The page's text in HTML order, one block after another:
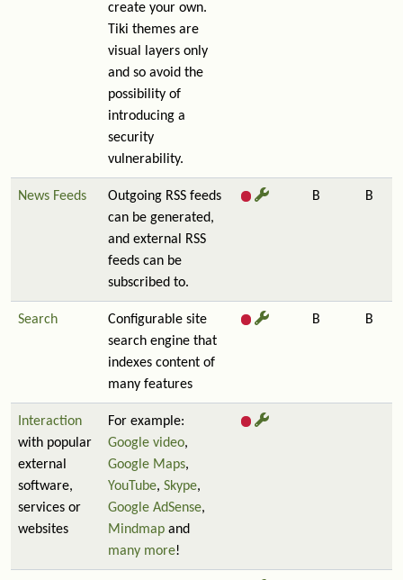
create your own.
Tiki themes are
visual layers only
and so avoid the
possibility of
introducing a
security
vulnerability.
News Feeds
Outgoing RSS feeds
can be generated,
and external RSS
feeds can be
subscribed to.
B B
Search
Configurable site
search engine that
indexes content of
many features
B B
Interaction
with popular
external
software,
services or
websites
For example:
Google video,
Google Maps,
YouTube, Skype,
Google AdSense,
Mindmap and
many more!